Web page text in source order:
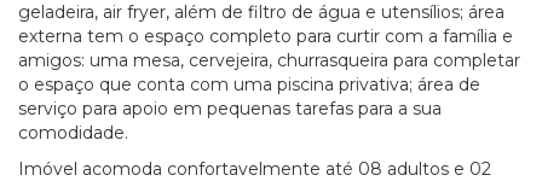
geladeira, air fryer, além de filtro de água e utensílios; área
externa tem o espaço completo para curtir com a família e
amigos: uma mesa, cervejeira, churrasqueira para completar
o espaço que conta com uma piscina privativa; área de
serviço para apoio em pequenas tarefas para a sua
comodidade.
Imóvel acomoda confortavelmente até 08 adultos e 02